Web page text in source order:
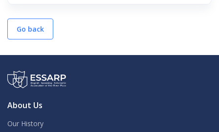
Go back
About Us
Our History